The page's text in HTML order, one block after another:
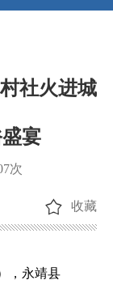
社火进城
宴
次
收藏
，永靖县